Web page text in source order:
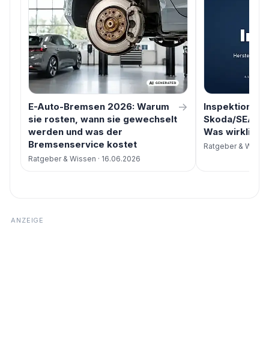
E-Auto-Bremsen 2026: Warum
sie rosten, wann sie gewechselt
werden und was der
Bremsenservice kostet
→
Ratgeber & Wissen · 16.06.2026
Inspektion
Skoda/SEAT/
Was wirklich
Ratgeber &